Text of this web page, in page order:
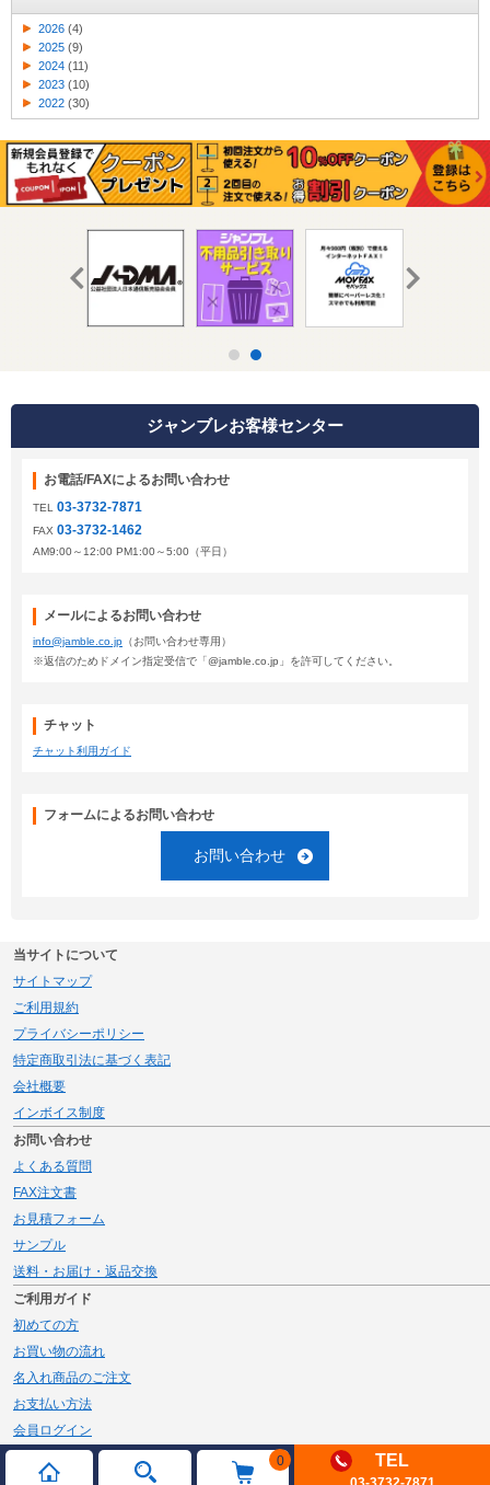
0 TEL
2026 (4)
2025 (9)
2024 (11)
2023 (10)
2022 (30)
ジャンブレお客様センター
お電話/FAXによるお問い合わせ
TEL 03-3732-7871
FAX 03-3732-1462
AM9:00～12:00 PM1:00～5:00（平日）
メールによるお問い合わせ
info@jamble.co.jp （お問い合わせ専用）
※返信のためドメイン指定受信で「@jamble.co.jp」を許可してください。
チャット
チャット利用ガイド
フォームによるお問い合わせ
お問い合わせ
当サイトについて
サイトマップ
ご利用規約
プライバシーポリシー
特定商取引法に基づく表記
会社概要
インボイス制度
お問い合わせ
よくある質問
FAX注文書
お見積フォーム
サンプル
送料・お届け・返品交換
ご利用ガイド
初めての方
お買い物の流れ
名入れ商品のご注文
お支払い方法
会員ログイン
メルマガ登録